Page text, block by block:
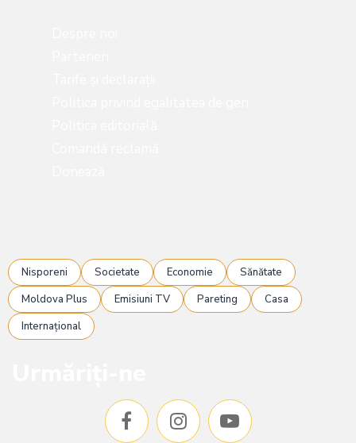
Nisporeni Societate Economie
Sănătate
Moldova Plus
Emisiuni TV Pareting
Casa
Internațional